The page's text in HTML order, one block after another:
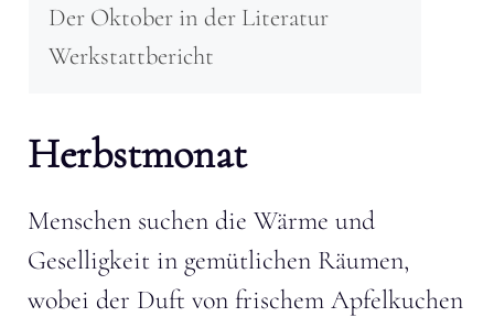
Der Oktober in der Literatur
Werkstattbericht
Herbstmonat
Menschen suchen die Wärme und
Geselligkeit in gemütlichen Räumen,
wobei der Duft von frischem Apfelkuchen